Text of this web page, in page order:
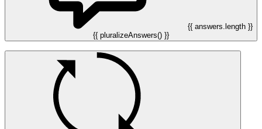
{{ answers.length }}
{{ pluralizeAnswers() }}